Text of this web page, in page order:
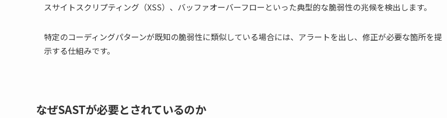
スサイトスクリプティング（XSS）、バッファオーバーフローといった典型的な脆弱性の兆候を検出します。
特定のコーディングパターンが既知の脆弱性に類似している場合には、アラートを出し、修正が必要な箇所を提
示する仕組みです。
なぜSASTが必要とされているのか